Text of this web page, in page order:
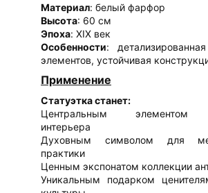
Материал: белый фарфор
Высота: 60 см
Эпоха: XIX век
Особенности:
элементов, устойчивая
Применение
Статуэтка станет:
Центральным элементом
интерьера
Духовным символом для
практики
Ценным экспонатом коллекции
Уникальным подарком